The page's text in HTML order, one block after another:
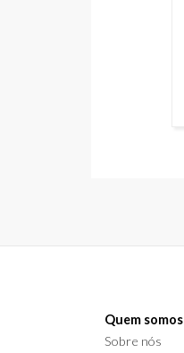
Quem somos
Sobre nós